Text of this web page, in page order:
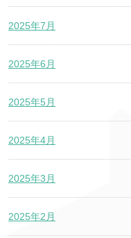
2025年7月
2025年6月
2025年5月
2025年4月
2025年3月
2025年2月